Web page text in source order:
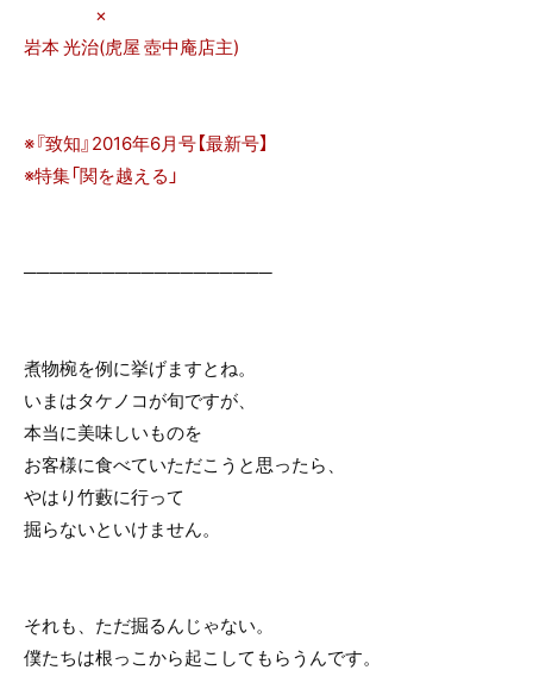
×
岩本 光治(虎屋 壺中庵店主)
※『致知』2016年6月号【最新号】
※特集「関を越える」
───────────────────
煮物椀を例に挙げますとね。
いまはタケノコが旬ですが、
本当に美味しいものを
お客様に食べていただこうと思ったら、
やはり竹藪に行って
掘らないといけません。
それも、ただ掘るんじゃない。
僕たちは根っこから起こしてもらうんです。